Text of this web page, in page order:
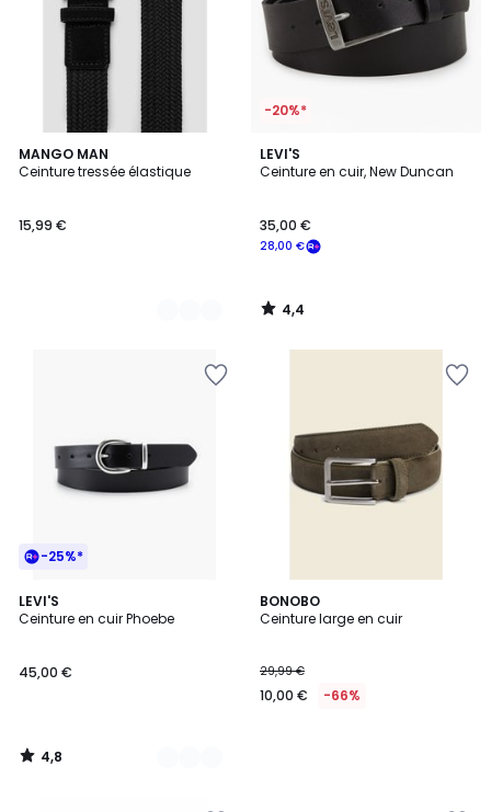
MANGO MAN
Ceinture tressée élastique
15,99 €
4
Couleurs
-20%*
LEVI'S
Ceinture en cuir, New Duncan
28,00 €
35,00 €
4,4
/ 5
4,4
/
-25%*
LEVI'S
Ceinture en cuir Phoebe
45,00 €
4,8
/ 5
2
Couleurs
4,8
/
BONOBO
Ceinture large en cuir
29,99 €
10,00 € -66%